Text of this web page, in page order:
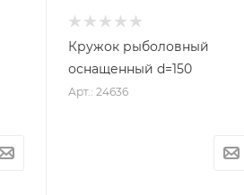
Кружок рыболовный
оснащенный d=150
Арт.: 24636